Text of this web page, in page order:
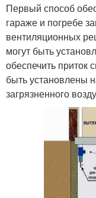
Первый способ
гараже и погребе
вентиляционных
могут быть
обеспечить приток
быть установлены
загрязненного